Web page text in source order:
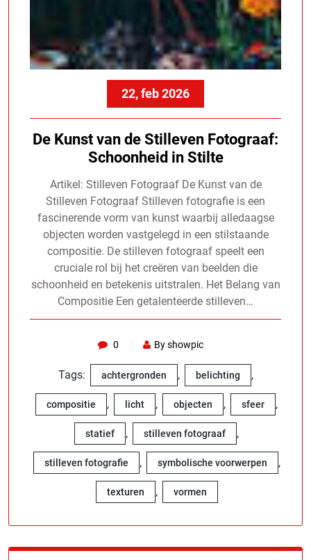
22, feb 2026
De Kunst van de Stilleven Fotograaf:
Schoonheid in Stilte
Artikel: Stilleven Fotograaf De Kunst van de
Stilleven Fotograaf Stilleven fotografie is een
fascinerende vorm van kunst waarbij alledaagse
objecten worden vastgelegd in een stilstaande
compositie. De stilleven fotograaf speelt een
cruciale rol bij het creëren van beelden die
schoonheid en betekenis uitstralen. Het Belang van
Compositie Een getalenteerde stilleven…
0 By showpic
Tags: achtergronden , belichting ,
compositie , licht , objecten , sfeer ,
statief , stilleven fotograaf ,
stilleven fotografie , symbolische voorwerpen ,
texturen , vormen